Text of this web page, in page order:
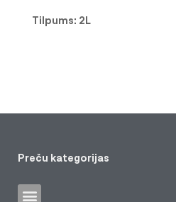
Tilpums: 2L
Preču kategorijas